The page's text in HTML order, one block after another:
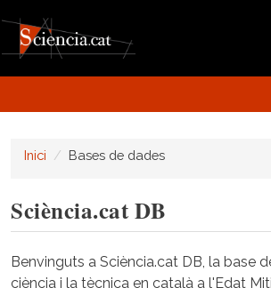
Inici Bases de dades
Sciència.cat DB
Benvinguts a Sciència.cat DB, la base
ciència i la tècnica en català a l'Edat